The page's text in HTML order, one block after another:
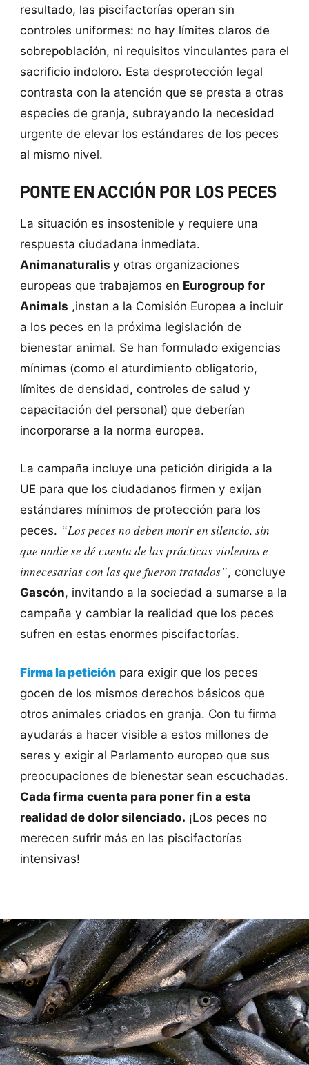
resultado, las piscifactorías operan sin
controles uniformes: no hay límites claros de
sobrepoblación, ni requisitos vinculantes para el
sacrificio indoloro. Esta desprotección legal
contrasta con la atención que se presta a otras
especies de granja, subrayando la necesidad
urgente de elevar los estándares de los peces
al mismo nivel.
PONTE EN ACCIÓN POR LOS PECES
La situación es insostenible y requiere una
respuesta ciudadana inmediata.
Animanaturalis y otras organizaciones
europeas que trabajamos en Eurogroup for
Animals ,instan a la Comisión Europea a incluir
a los peces en la próxima legislación de
bienestar animal. Se han formulado exigencias
mínimas (como el aturdimiento obligatorio,
límites de densidad, controles de salud y
capacitación del personal) que deberían
incorporarse a la norma europea.
La campaña incluye una petición dirigida a la
UE para que los ciudadanos firmen y exijan
estándares mínimos de protección para los
peces. “Los peces no deben morir en silencio, sin
que nadie se dé cuenta de las prácticas violentas e
innecesarias con las que fueron tratados”, concluye
Gascón, invitando a la sociedad a sumarse a la
campaña y cambiar la realidad que los peces
sufren en estas enormes piscifactorías.
Firma la peticiónpara exigir que los peces
gocen de los mismos derechos básicos que
otros animales criados en granja. Con tu firma
ayudarás a hacer visible a estos millones de
seres y exigir al Parlamento europeo que sus
preocupaciones de bienestar sean escuchadas.
Cada firma cuenta para poner fin a esta
realidad de dolor silenciado. ¡Los peces no
merecen sufrir más en las piscifactorías
intensivas!